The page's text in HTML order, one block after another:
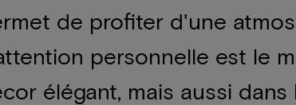
de profiter d'une
personnelle est le
élégant, mais aussi